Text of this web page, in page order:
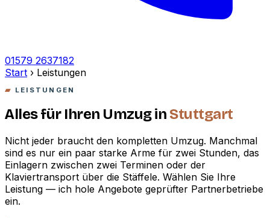
01579 2637182
Start › Leistungen
LEISTUNGEN
Alles für Ihren Umzug in Stuttgart
Nicht jeder braucht den kompletten Umzug. Manchmal
sind es nur ein paar starke Arme für zwei Stunden, das
Einlagern zwischen zwei Terminen oder der
Klaviertransport über die Stäffele. Wählen Sie Ihre
Leistung — ich hole Angebote geprüfter Partnerbetriebe
ein.